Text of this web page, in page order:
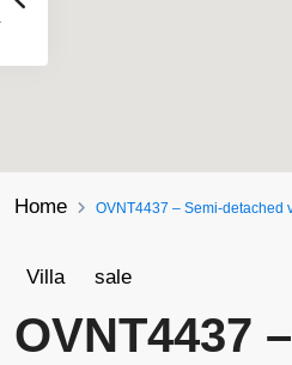
Home OVNT4437 – Semi-detached
Villa sale
OVNT4437